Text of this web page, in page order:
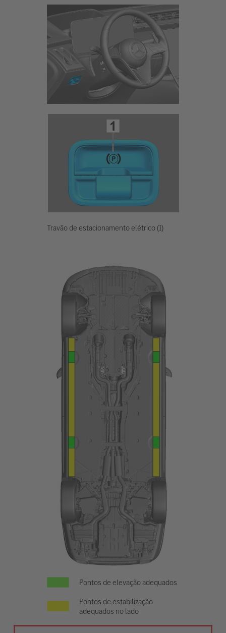
Travão de estacionamento elétrico (1)
Pontos de elevação adequados
Pontos de estabilização
adequados no lado